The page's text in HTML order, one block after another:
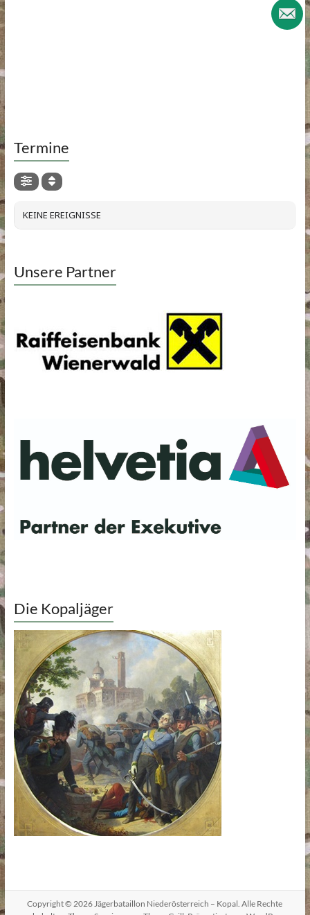
Termine
KEINE EREIGNISSE
Unsere Partner
Die Kopaljäger
Copyright © 2026 Jägerbataillon Niederösterreich – Kopal . Alle Rechte